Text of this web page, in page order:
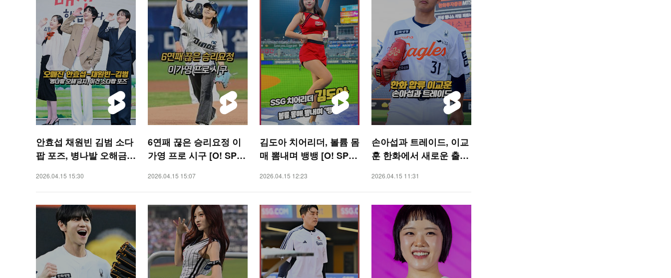
안효섭 채원빈 김범 소다
팝 포즈, 병나발 오해금지
2026.04.15 15:30
6연패 끊은 승리요정 이
가영 프로 시구 [O! SPO
2026.04.15 15:07
김도아 치어리더, 볼륨 몸
매 뽐내며 뱅뱅 [O! SPO
2026.04.15 12:23
손아섭과 트레이드, 이교
훈 한화에서 새로운 출발
2026.04.15 11:31